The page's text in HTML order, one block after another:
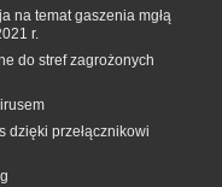
na temat gaszenia mgłą
r.
do stref zagrożonych
dzięki przełącznikowi